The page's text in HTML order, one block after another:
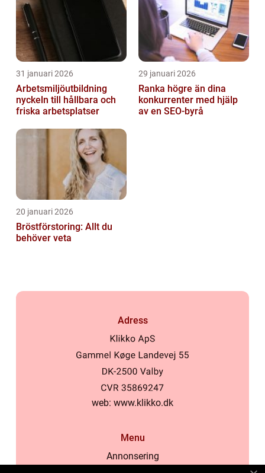
31 januari 2026
Arbetsmiljöutbildning
nyckeln till hållbara och
friska arbetsplatser
29 januari 2026
Ranka högre än dina
konkurrenter med hjälp
av en SEO-byrå
20 januari 2026
Bröstförstoring: Allt du
behöver veta
Adress
web: www.klikko.dk
Menu
Annonsering